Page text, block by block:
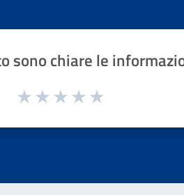
sono chiare le
1 a 5 stelle la pagina